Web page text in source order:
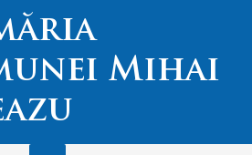
Mihai
Main
Menu